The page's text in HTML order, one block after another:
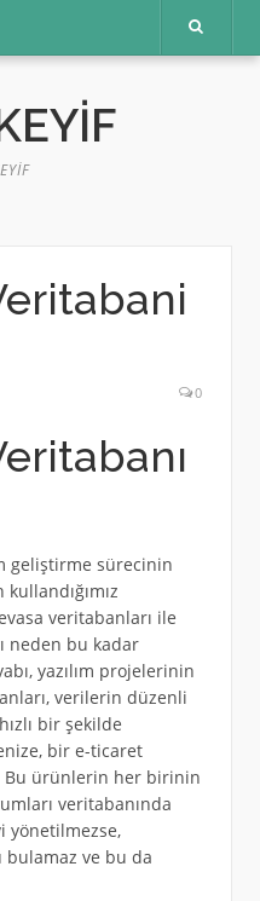
0
geliştirme sürecinin
veritabanları ile
neden bu kadar
yazılım projelerinin
verilerin düzenli
bir şekilde
bir e-ticaret
ürünlerin her birinin
veritabanında
yönetilmezse,
bulamaz ve bu da